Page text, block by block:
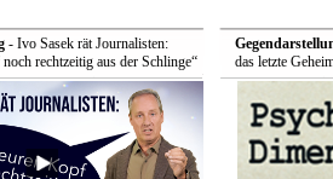
- Ivo Sasek rät Journalisten:
rechtzeitig aus der Schlinge“
das letzte